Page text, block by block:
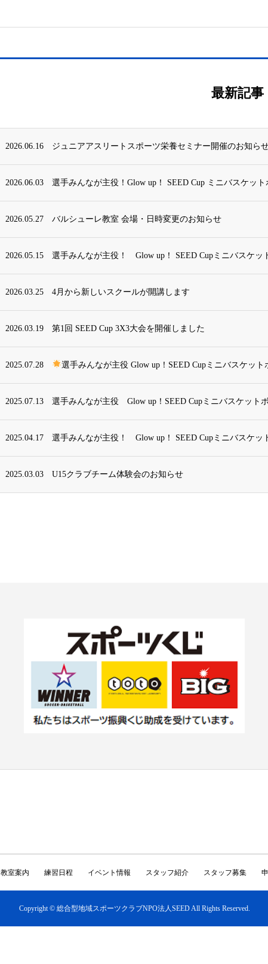
最新記事
2026.06.16 ジュニアアスリートスポーツ栄養セミナー開催のお知ら
2026.06.03 選手みんなが主役！Glow up！ SEED Cup ミニバスケット
2026.05.27 バルシューレ教室 会場・日時変更のお知らせ
2026.05.15 選手みんなが主役！ Glow up！ SEED Cupミニバスケッ
2026.03.25 4月から新しいスクールが開講します
2026.03.19 第1回 SEED Cup 3X3大会を開催しました
2025.07.28 選手みんなが主役 Glow up！SEED Cupミニバスケッ
2025.07.13 選手みんなが主役 Glow up！SEED Cupミニバスケット
2025.04.17 選手みんなが主役！ Glow up！ SEED Cupミニバスケッ
2025.03.03 U15クラブチーム体験会のお知らせ
教室案内 練習日程 イベント情報 スタッフ紹介 スタッフ募集
Copyright © 総合型地域スポーツクラブNPO法人SEED All Rights Reserved.